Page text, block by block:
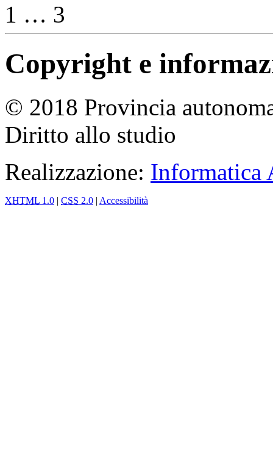
1 … 3
Copyright e
© 2018 Provincia
Diritto allo studio
Realizzazione:
XHTML 1.0 | CSS 2.0 | Accessibilità